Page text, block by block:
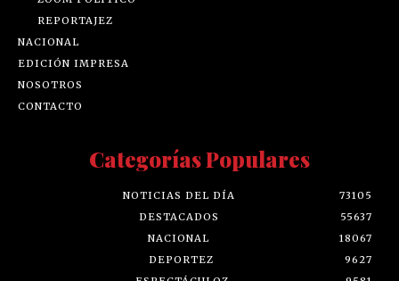
REPORTAJEZ
NACIONAL
EDICIÓN IMPRESA
NOSOTROS
CONTACTO
Categorías Populares
NOTICIAS DEL DÍA
73105
DESTACADOS
55637
NACIONAL
18067
DEPORTEZ
9627